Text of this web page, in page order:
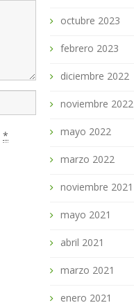
*
octubre 2023
febrero 2023
diciembre 2022
noviembre 2022
mayo 2022
marzo 2022
noviembre 2021
mayo 2021
abril 2021
marzo 2021
enero 2021